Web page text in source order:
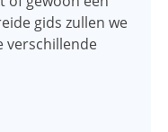
gids zullen we
verschillende